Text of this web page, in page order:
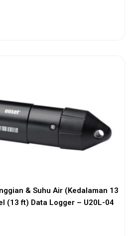
& Suhu Air (Kedalaman 13
(13 ft) Data Logger – U20L-04